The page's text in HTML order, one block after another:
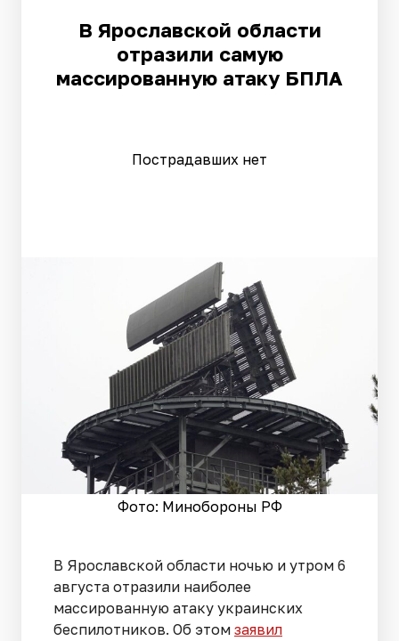
В Ярославской области
отразили самую
массированную атаку БПЛА
Пострадавших нет
Фото: Минобороны РФ
В Ярославской области ночью и утром 6
августа отразили наиболее
массированную атаку украинских
беспилотников. Об этом заявил